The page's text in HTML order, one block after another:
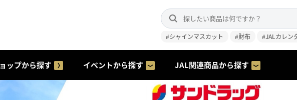
#シャインマスカット #財布 #JALカレン
ップから探す イベントから探す JAL関連商品から探す